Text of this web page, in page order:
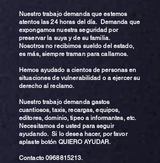
Nuestro trabajo demanda que estemos
atentos las 24 horas del día. Demanda que
expongamos nuestra seguridad por
preservar la suya y de su familia.
Nosotros no recibimos sueldo del estado,
es más, siempre traman para callarnos.
Hemos ayudado a cientos de personas en
situaciones de vulnerabilidad o a ejercer su
derecho al reclamo.
Nuestro trabajo demanda gastos
cuantiosos, taxis, recargas, equipos,
editores, dominio, tipeo a informantes, etc.
Necesitamos de usted para seguir
ayudando. Si lo desea hacer, por favor
aplaste botón QUIERO AYUDAR.
Contacto0968815213.